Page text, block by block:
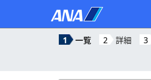
1 一覧 2 詳細 3